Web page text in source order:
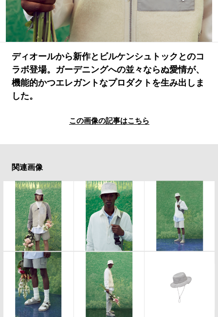
ディオールから新作とビルケンシュトックとのコ
ラボ登場。ガーデニングへの並々ならぬ愛情が、
機能的かつエレガントなプロダクトを生み出しま
した。
この画像の記事はこちら
関連画像